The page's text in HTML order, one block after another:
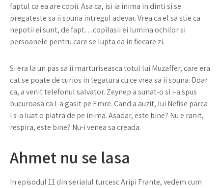
faptul ca ea are copii. Asa ca, isi ia inima in dinti si se
pregateste sa ii spuna intregul adevar. Vrea ca el sa stie ca
nepotii ei sunt, de fapt…copilasii ei lumina ochilor si
persoanele pentru care se lupta ea in fiecare zi.
Si era la un pas sa ii marturiseasca totul lui Muzaffer, care era
cat se poate de curios in legatura cu ce vrea sa ii spuna. Doar
ca, a venit telefonul salvator. Zeynep a sunat-o si i-a spus
bucuroasa ca l-a gasit pe Emre. Cand a auzit, lui Nefise parca
i s-a luat o piatra de pe inima. Asadar, este bine? Nu e ranit,
respira, este bine? Nu-i venea sa creada.
Ahmet nu se lasa
In episodul 11 din serialul turcesc Aripi Frante, vedem cum